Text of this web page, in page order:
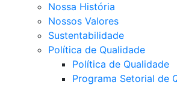
Nossa História
Nossos Valores
Sustentabilidade
Política de Qualidade
Política de Qualidade
Programa Setorial de